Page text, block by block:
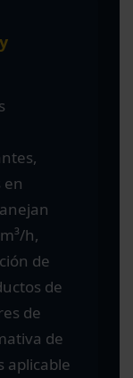
en
h,
de
de
de
de
aplicable